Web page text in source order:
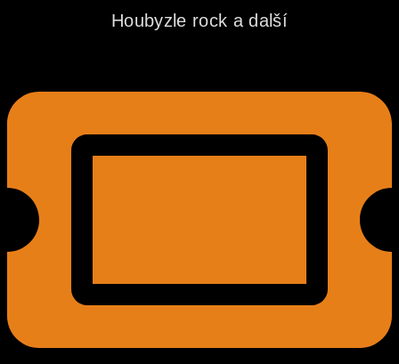
Houbyzle rock a další